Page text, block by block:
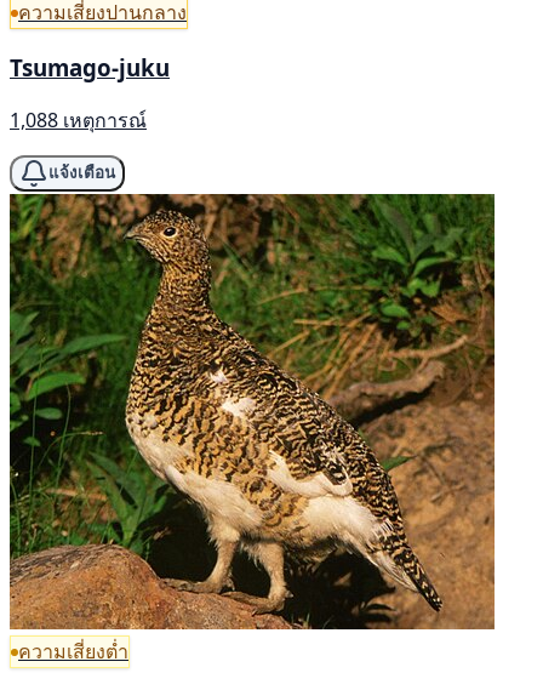
ความเสี่ยงปานกลาง
Tsumago-juku
1,088 เหตุการณ์
แจ้งเตือน
ความเสี่ยงต่ำ